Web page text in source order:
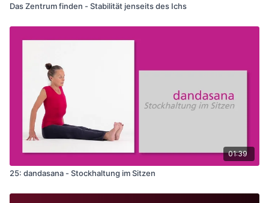
Das Zentrum finden - Stabilität jenseits des Ichs
01:39
25: dandasana - Stockhaltung im Sitzen